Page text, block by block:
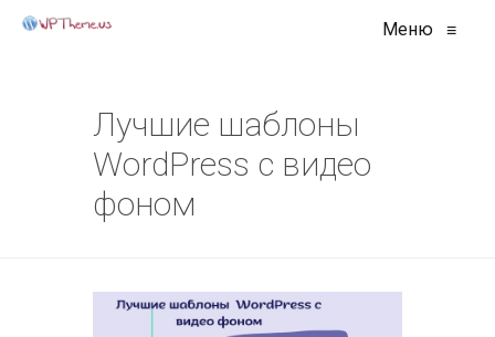
Меню ≡
Лучшие шаблоны
WordPress с видео
фоном